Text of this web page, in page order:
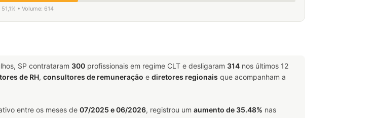
• Volume: 614
SP contrataram 300 profissionais em regime CLT e desligaram 314 nos últimos 12
de RH, consultores de remuneração e diretores regionais que acompanham a
entre os meses de 07/2025 e 06/2026, registrou um aumento de 35.48% nas